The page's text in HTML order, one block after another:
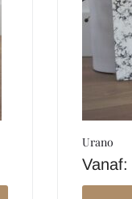
Urano
Vanaf: